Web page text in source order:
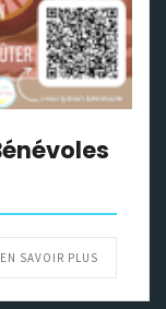
EN SAVOIR PLUS